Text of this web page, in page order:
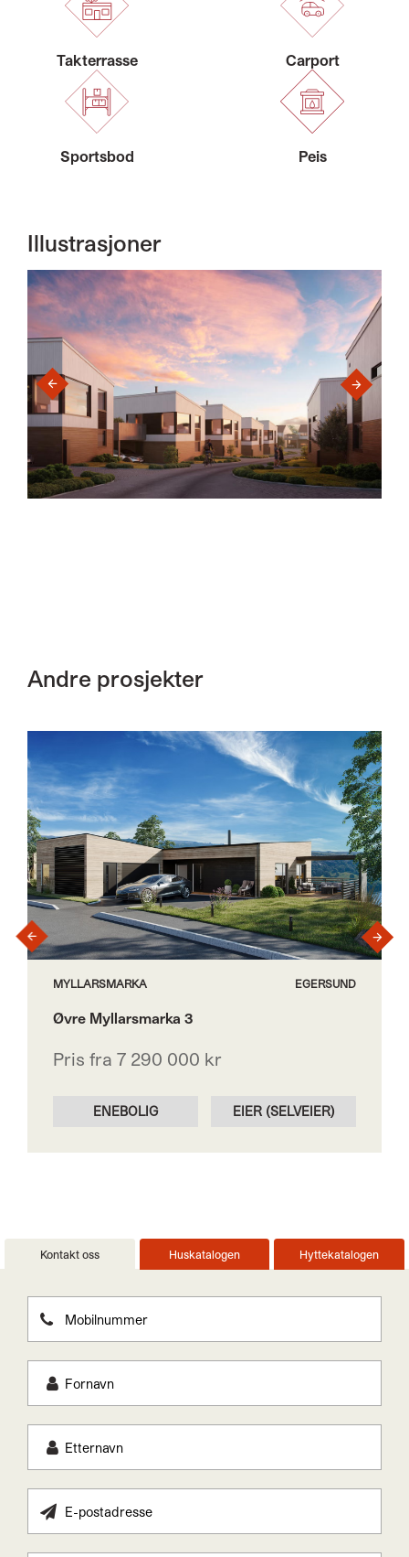
Takterrasse Carport
Sportsbod Peis
Illustrasjoner
‹ ›
Andre prosjekter
MYLLARSMARKA EGERSUND
Øvre Myllarsmarka 3
Pris fra 7 290 000 kr
ENEBOLIG EIER (SELVEIER)
‹ ›
Kontakt oss Huskatalogen Hyttekatalogen